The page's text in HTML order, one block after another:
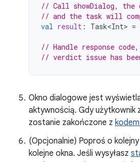
// Call showDialog,
// and the task will
val result : Task<Int> =
// Handle response
// verdict issue has
Okno dialogowe jest
aktywnością. Gdy użytkownik
zostanie zakończone z
(Opcjonalnie) Poproś o
kolejne okna. Jeśli wysyłasz